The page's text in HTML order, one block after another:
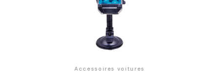
Accessoires voitures